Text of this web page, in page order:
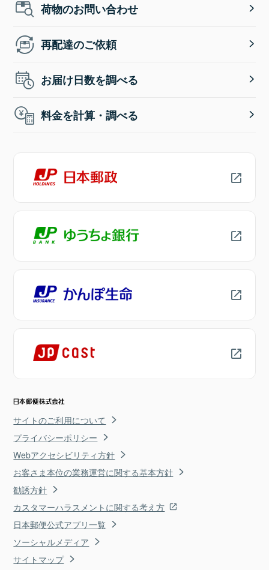
荷物のお問い合わせ
再配達のご依頼
お届け日数を調べる
料金を計算・調べる
サイトのご利用について
プライバシーポリシー
Webアクセシビリティ方針
お客さま本位の業務運営に関する基本方針
勧誘方針
カスタマーハラスメントに関する考え方
日本郵便公式アプリ一覧
ソーシャルメディア
サイトマップ